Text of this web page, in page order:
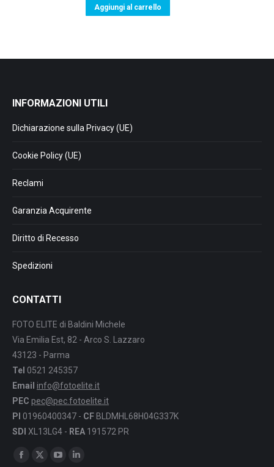
Aggiungi al carrello
INFORMAZIONI UTILI
Dichiarazione sulla Privacy (UE)
Cookie Policy (UE)
Reclami
Garanzia Acquirente
Diritto di Recesso
Spedizioni
CONTATTI
FOTO ELITE di Baldini Michele
Via Emilia Est, 82 - Arco S. Lazzaro
43123 - Parma
Tel 0521 245357
Email info@fotoelite.it
PEC pec@pec.fotoelite.it
PI 01960400347 - CFBLDMHL68H04G337K
SDI XL13LG4 - REA 191572 PR
Find us on:
Facebook
X